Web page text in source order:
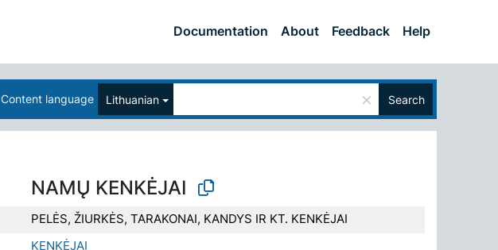
Documentation About Feedback Help
Content language Lithuanian × Search
NAMŲ KENKĖJAI
PELĖS, ŽIURKĖS, TARAKONAI, KANDYS IR KT. KENKĖJAI
KENKĖJAI